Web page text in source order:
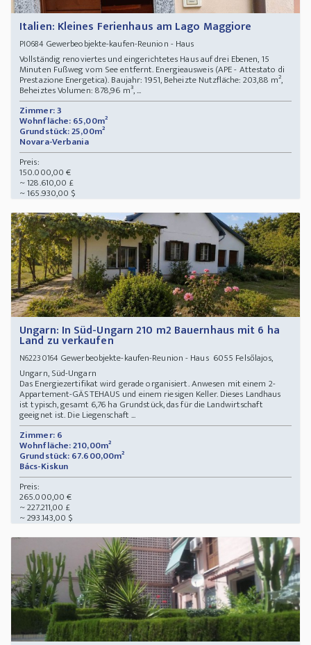
Italien: Kleines Ferienhaus am Lago Maggiore
PI0684Gewerbeobjekte-kaufen-Reunion - Haus
Vollständig renoviertes und eingerichtetes Haus auf drei Ebenen, 15
Minuten Fußweg vom See entfernt. Energieausweis (APE - Attestato di
Prestazione Energetica). Baujahr: 1951, Beheizte Nutzfläche: 203,88 m²,
Beheiztes Volumen: 878,96 m³, ...
Zimmer: 3
Wohnfläche: 65,00m²
Grundstück: 25,00m²
Novara-Verbania
Preis:
150.000,00 €
~ 128.610,00 £
~ 165.930,00 $
Ungarn: In Süd-Ungarn 210 m2 Bauernhaus mit 6 ha
Land zu verkaufen
N62230164Gewerbeobjekte-kaufen-Reunion - Haus 6055 Felsőlajos,
Ungarn, Süd-Ungarn
Das Energiezertifikat wird gerade organisiert. Anwesen mit einem 2-
Appartement-GÄSTEHAUS und einem riesigen Keller. Dieses Landhaus
ist typisch, gesamt 6,76 ha Grundstück, das für die Landwirtschaft
geeignet ist. Die Liegenschaft ...
Zimmer: 6
Wohnfläche: 210,00m²
Grundstück: 67.600,00m²
Bács-Kiskun
Preis:
265.000,00 €
~ 227.211,00 £
~ 293.143,00 $